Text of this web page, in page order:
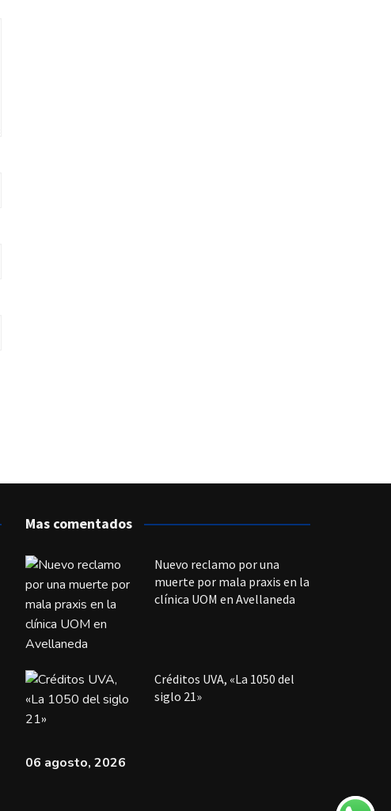
Mas comentados
Nuevo reclamo por una
muerte por mala praxis en la
clínica UOM en Avellaneda
Créditos UVA, «La 1050 del
siglo 21»
06 agosto, 2026